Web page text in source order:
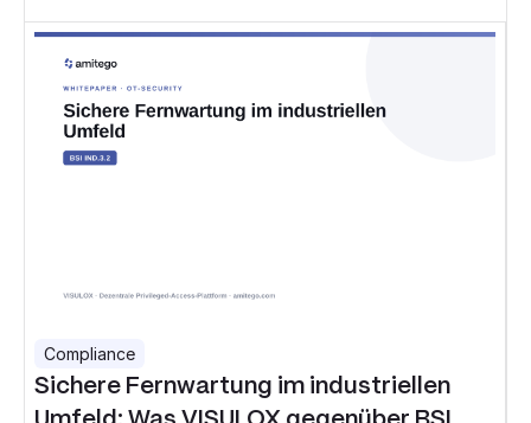
Compliance
Sichere Fernwartung im industriellen